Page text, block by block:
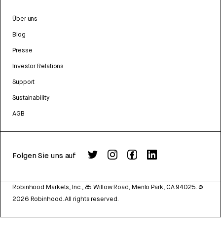
Über uns
Blog
Presse
Investor Relations
Support
Sustainability
AGB
Folgen Sie uns auf
Robinhood Markets, Inc., 85 Willow Road, Menlo Park, CA 94025. ©
2026 Robinhood. All rights reserved.